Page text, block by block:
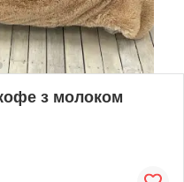
з молоком